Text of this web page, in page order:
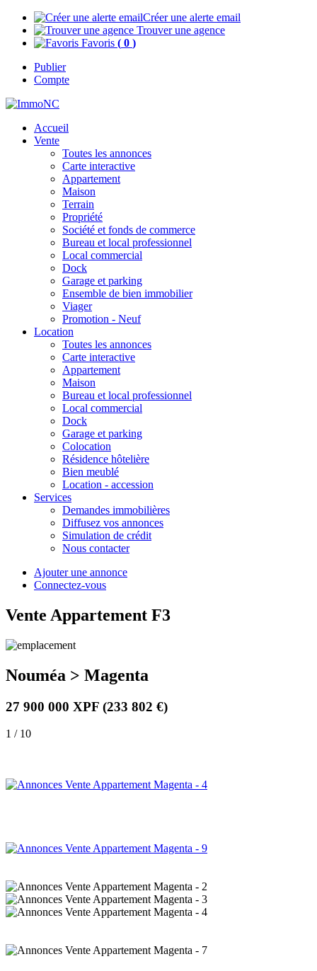
Créer une alerte email
Trouver une agence
Favoris ( 0 )
Publier
Compte
Accueil
Vente
Toutes les annonces
Carte interactive
Appartement
Maison
Terrain
Propriété
Société et fonds de commerce
Bureau et local professionnel
Local commercial
Dock
Garage et parking
Ensemble de bien immobilier
Viager
Promotion - Neuf
Location
Toutes les annonces
Carte interactive
Appartement
Maison
Bureau et local professionnel
Local commercial
Dock
Garage et parking
Colocation
Résidence hôtelière
Bien meublé
Location - accession
Services
Demandes immobilières
Diffusez vos annonces
Simulation de crédit
Nous contacter
Ajouter une annonce
Connectez-vous
Vente Appartement F3
Nouméa > Magenta
27 900 000 XPF (233 802 €)
1 / 10